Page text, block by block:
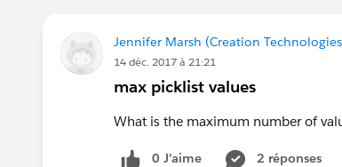
Jennifer Marsh (Creation
14 déc. 2017 à 21:21
max picklist values
What is the maximum number of
0 J’aime 2 réponses